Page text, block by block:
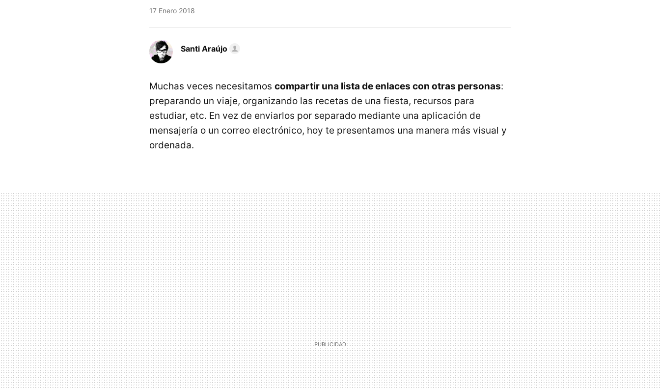
17 Enero 2018
Santi Araújo
Muchas veces necesitamos compartir una lista de enlaces con otras personas:
preparando un viaje, organizando las recetas de una fiesta, recursos para
estudiar, etc. En vez de enviarlos por separado mediante una aplicación de
mensajería o un correo electrónico, hoy te presentamos una manera más visual y
ordenada.